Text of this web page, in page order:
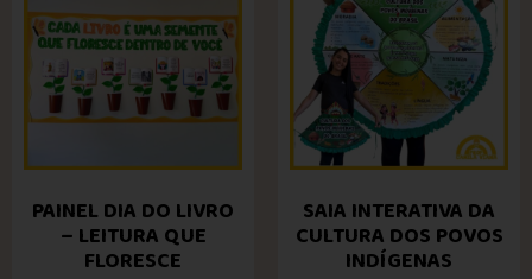
PAINEL DIA DO LIVRO
– LEITURA QUE
FLORESCE
SAIA INTERATIVA DA
CULTURA DOS POVOS
INDÍGENAS